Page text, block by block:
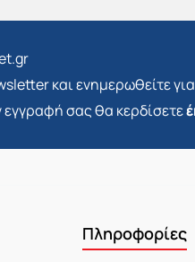
και ενημερωθείτε
σας θα κερδίσετε
Πληροφορίες